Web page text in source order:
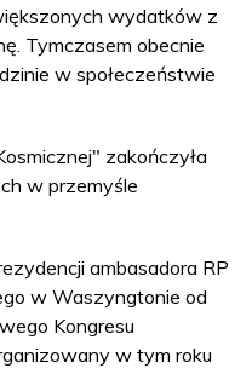
wydatków z
Tymczasem obecnie
w społeczeństwie
zakończyła
w przemyśle
ambasadora RP
w Waszyngtonie od
Kongresu
w tym roku